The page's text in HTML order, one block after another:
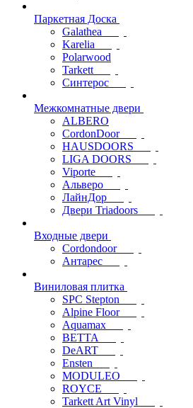
Паркетная Доска
Galathea
Karelia
Polarwood
Tarkett
Синтерос
Межкомнатные двери
ALBERO
CordonDoor
HAUSDOORS
LIGA DOORS
Viporte
Альверо
ЛайнДор
Двери Triadoors
Входные двери
Cordondoor
Антарес
Виниловая плитка
SPC Stepton
Alpine Floor
Aquamax
BETTA
DeART
Ensten
MODULEO
ROYCE
Tarkett Art Vinyl